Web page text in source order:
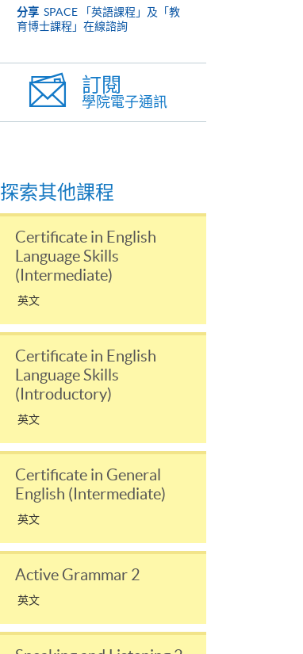
分享 SPACE 「英語課程」及「教
育博士課程」在線諮詢
訂閱
學院電子通訊
探索其他課程
Certificate in English
Language Skills
(Intermediate)
英文
Certificate in English
Language Skills
(Introductory)
英文
Certificate in General
English (Intermediate)
英文
Active Grammar 2
英文